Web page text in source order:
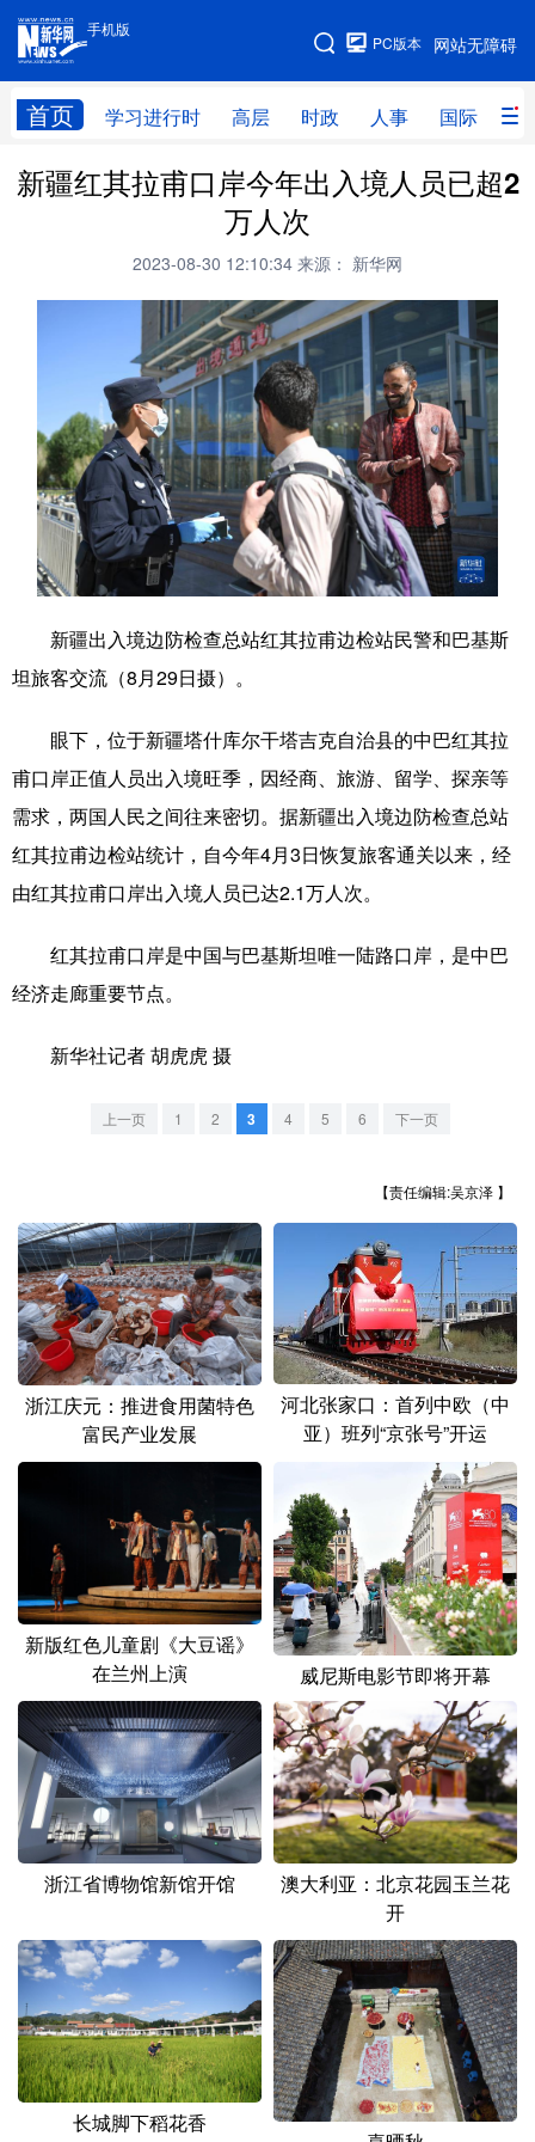
手机版
网站无障碍
PC版本
首页 学习进行时 高层 时政 人事 国际 财
手机版
网站地图
学习进行时 高层 时政 人事
全球连线
科创 量子 体育
书画 健康 军事
访谈 视频 图片 政务
法律 中央文件 金融 汽车
食品 人居 信息化 数字经济
学术中国 乡村振兴 银龄 溯源中国
城市 旅游 能源 会展
彩票 娱乐
公益 一带一路 亚太网 上市公司
文化产业
地方频道
广西 海南
陕西 甘肃 青海 宁夏
新疆 内蒙古 黑龙江
多语种频道
English Español Français عربى
한국어
Deutsch Português
新疆红其拉甫口岸今年出入境人员已超2
万人次
2023-08-30 12:10:34 来源： 新华网
新疆出入境边防检查总站红其拉甫边检站民警和巴基斯
坦旅客交流（8月29日摄）。
眼下，位于新疆塔什库尔干塔吉克自治县的中巴红其拉
甫口岸正值人员出入境旺季，因经商、旅游、留学、探亲等
需求，两国人民之间往来密切。据新疆出入境边防检查总站
红其拉甫边检站统计，自今年4月3日恢复旅客通关以来，经
由红其拉甫口岸出入境人员已达2.1万人次。
红其拉甫口岸是中国与巴基斯坦唯一陆路口岸，是中巴
经济走廊重要节点。
新华社记者 胡虎虎 摄
上一页 1 2 3 4 5 6 下一页
【责任编辑:吴京泽 】
浙江庆元：推进食用菌特色
富民产业发展
河北张家口：首列中欧（中
亚）班列“京张号”开运
新版红色儿童剧《大豆谣》
在兰州上演
威尼斯电影节即将开幕
浙江省博物馆新馆开馆
澳大利亚：北京花园玉兰花
开
长城脚下稻花香